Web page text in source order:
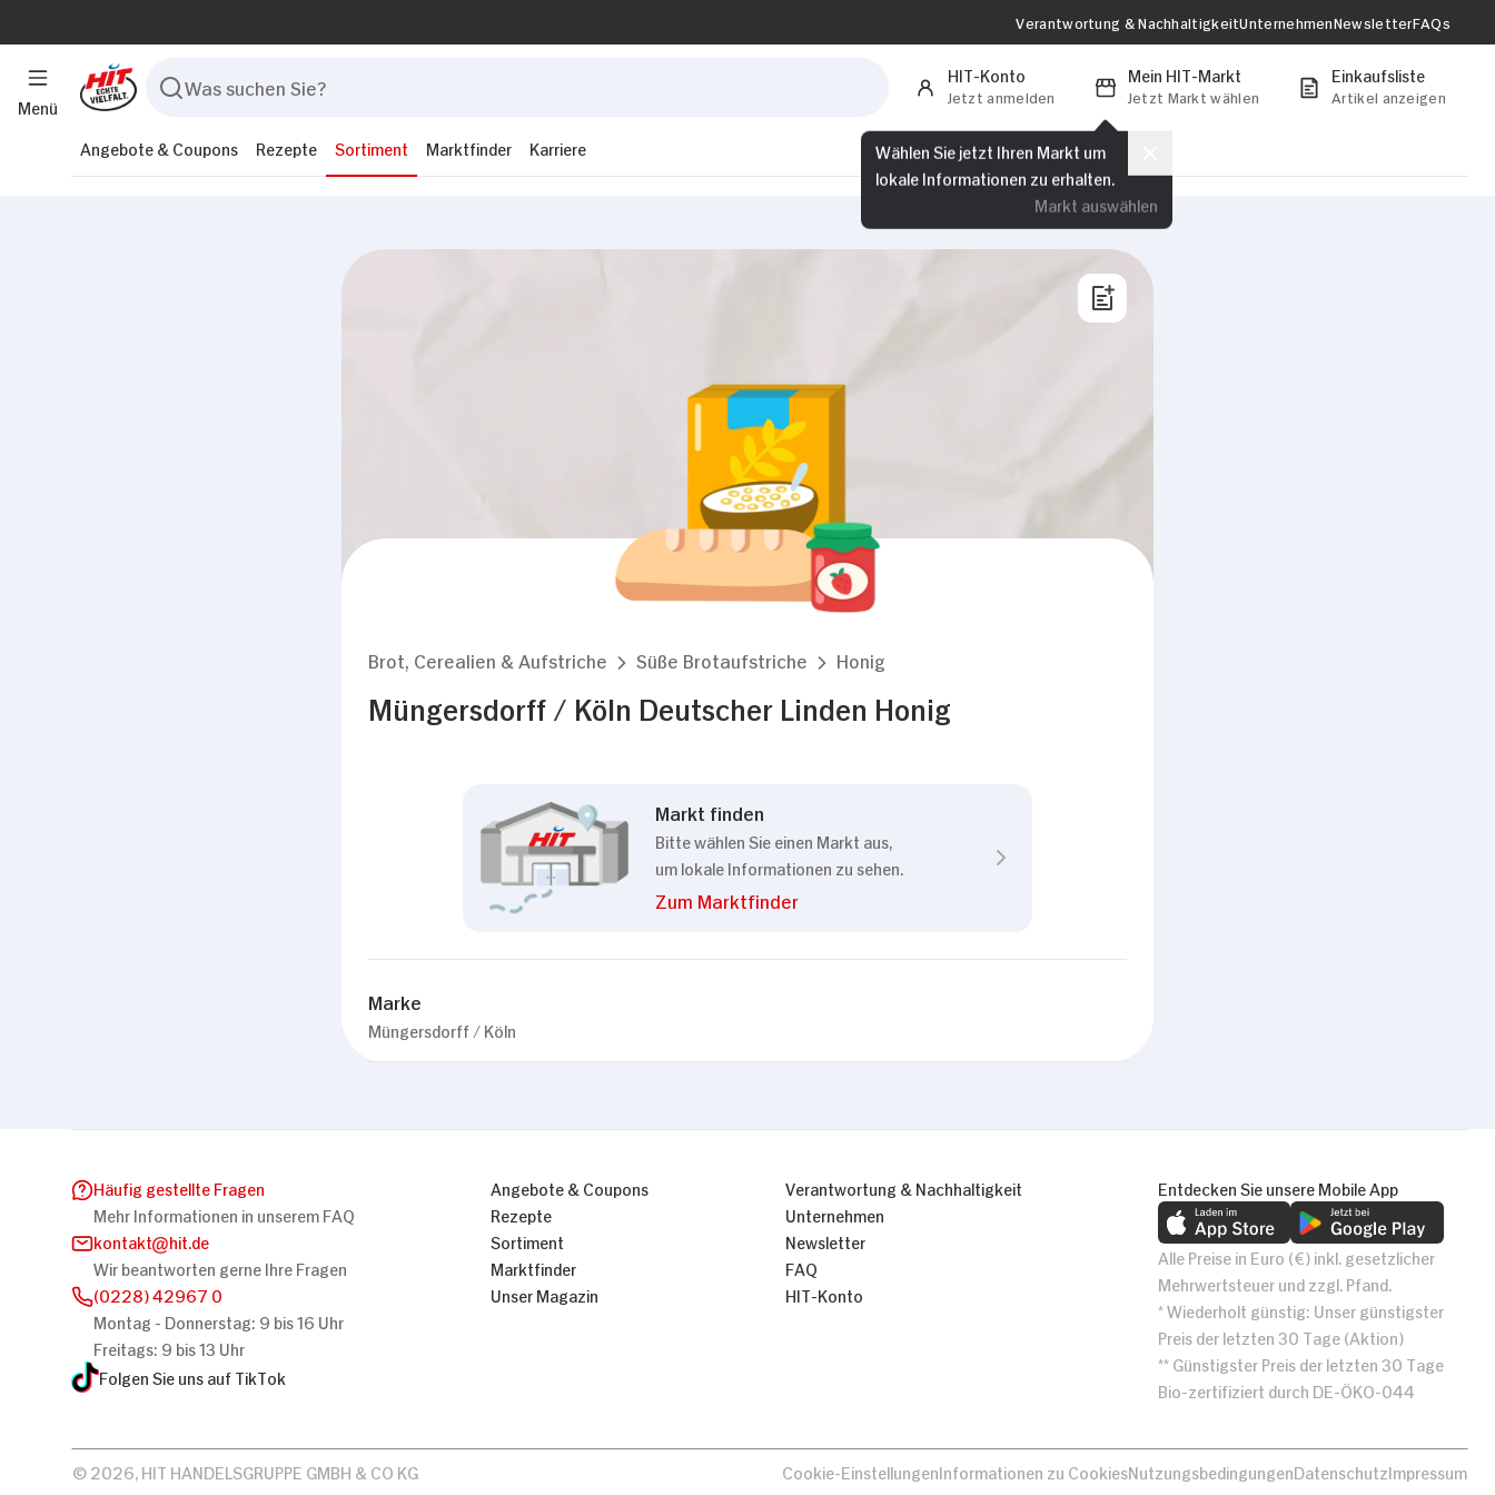
Menü
Verantwortung & NachhaltigkeitUnternehmenNewsletterFAQs
HIT-Konto
Jetzt anmelden
Mein HIT-Markt
Jetzt Markt wählen
Wählen Sie jetzt Ihren Markt um
lokale Informationen zu erhalten.
Markt auswählen
Einkaufsliste
Artikel anzeigen
Angebote & Coupons Rezepte Sortiment Marktfinder Karriere
Brot, Cerealien & Aufstriche Süße Brotaufstriche Honig
Müngersdorff / Köln Deutscher Linden Honig
Markt finden
Bitte wählen Sie einen Markt aus,
um lokale Informationen zu sehen.
Zum Marktfinder
Marke
Müngersdorff / Köln
Häufig gestellte Fragen
Mehr Informationen in unserem FAQ
kontakt
hit.de
Wir beantworten gerne Ihre Fragen
(0228) 42967 0
Montag - Donnerstag: 9 bis 16 Uhr
Freitags: 9 bis 13 Uhr
Folgen Sie uns auf TikTok
Angebote & Coupons
Rezepte
Sortiment
Marktfinder
Unser Magazin
Verantwortung & Nachhaltigkeit
Unternehmen
Newsletter
FAQ
HIT-Konto
Entdecken Sie unsere Mobile App
Alle Preise in Euro (€) inkl. gesetzlicher
Mehrwertsteuer und zzgl. Pfand.
* Wiederholt günstig: Unser günstigster
Preis der letzten 30 Tage (Aktion)
** Günstigster Preis der letzten 30 Tage
Bio-zertifiziert durch DE-ÖKO-044
Cookie-EinstellungenInformationen zu CookiesNutzungsbedingungenDatenschutzImpressum
© 2026, HIT HANDELSGRUPPE GMBH & CO KG